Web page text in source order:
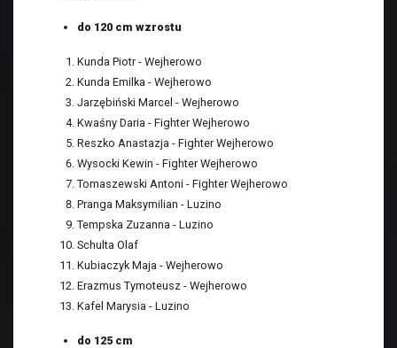
do 120 cm wzrostu
Kunda Piotr - Wejherowo
Kunda Emilka - Wejherowo
Jarzębiński Marcel - Wejherowo
Kwaśny Daria - Fighter Wejherowo
Reszko Anastazja - Fighter Wejherowo
Wysocki Kewin - Fighter Wejherowo
Tomaszewski Antoni - Fighter Wejherowo
Pranga Maksymilian - Luzino
Tempska Zuzanna - Luzino
Schulta Olaf
Kubiaczyk Maja - Wejherowo
Erazmus Tymoteusz - Wejherowo
Kafel Marysia - Luzino
do 125 cm